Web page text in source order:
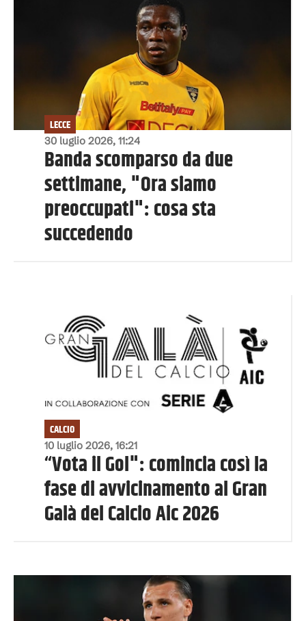
30 luglio 2026, 11:24
LECCE
Banda scomparso da due
settimane, "Ora siamo
preoccupati": cosa sta
succedendo
10 luglio 2026, 16:21
CALCIO
“Vota il Gol": comincia così la
fase di avvicinamento al Gran
Galà del Calcio Aic 2026